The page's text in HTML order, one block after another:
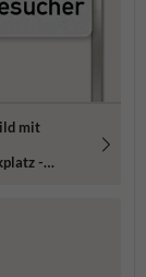
mit
-